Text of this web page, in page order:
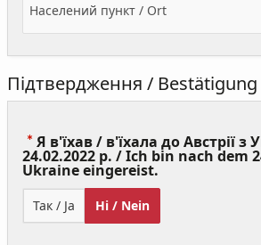
Населений пункт / Ort
Підтвердження / Bestätigung
Я в'їхав / в'їхала до Австрії з
24.02.2022 р. / Ich bin nach dem
Ukraine eingereist.
Required)
Так / Ja Ні / Nein